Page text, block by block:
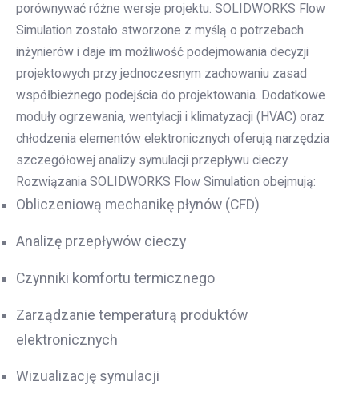
porównywać różne wersje projektu. SOLIDWORKS Flow
Simulation zostało stworzone z myślą o potrzebach
inżynierów i daje im możliwość podejmowania decyzji
projektowych przy jednoczesnym zachowaniu zasad
współbieżnego podejścia do projektowania. Dodatkowe
moduły ogrzewania, wentylacji i klimatyzacji (HVAC) oraz
chłodzenia elementów elektronicznych oferują narzędzia
szczegółowej analizy symulacji przepływu cieczy.
Rozwiązania SOLIDWORKS Flow Simulation obejmują:
Obliczeniową mechanikę płynów (CFD)
Analizę przepływów cieczy
Czynniki komfortu termicznego
Zarządzanie temperaturą produktów
elektronicznych
Wizualizację symulacji